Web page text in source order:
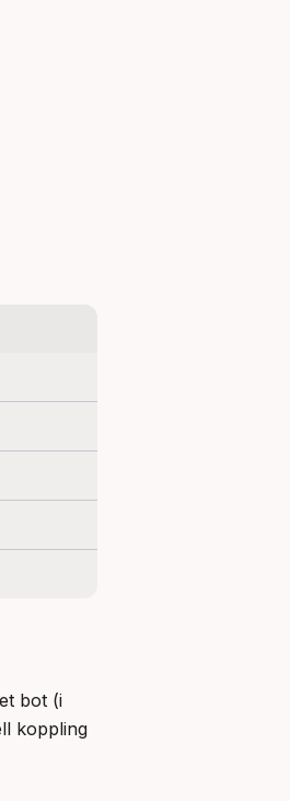
bot (i
koppling